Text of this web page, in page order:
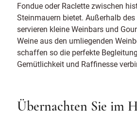
Fondue oder Raclette zwischen
Steinmauern bietet. Außerhalb
servieren kleine Weinbars und
Weine aus den umliegenden
schaffen so die perfekte
Gemütlichkeit und Raffinesse
Übernachten Sie im